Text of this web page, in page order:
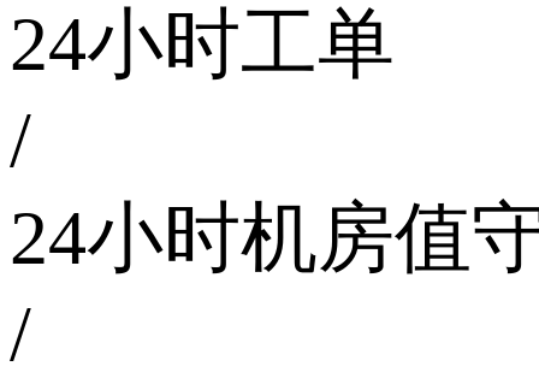
24小时工单
/
24小时机房值
/